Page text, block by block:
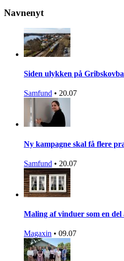
Navnenyt
Siden ulykken på
Samfund • 20.07
Ny kampagne skal få flere
Samfund • 20.07
Maling af vinduer som en
Magaxin • 09.07